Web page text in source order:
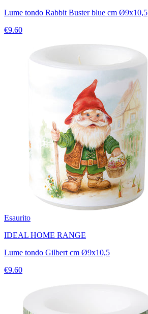
Lume tondo Rabbit Buster blue cm Ø9x10,5
€9.60
Esaurito
IDEAL HOME RANGE
Lume tondo Gilbert cm Ø9x10,5
€9.60